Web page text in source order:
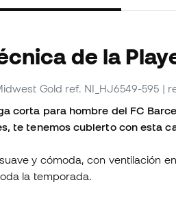
de la
Gold ref. NI_HJ6549-595 |
corta para hombre del FC
te tenemos cubierto con esta
y cómoda, con ventilación
la temporada.